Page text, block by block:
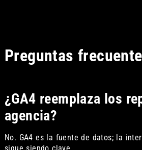
Preguntas
¿GA4 reemplaza los
agencia?
No. GA4 es la fuente de datos; la
sigue siendo clave.